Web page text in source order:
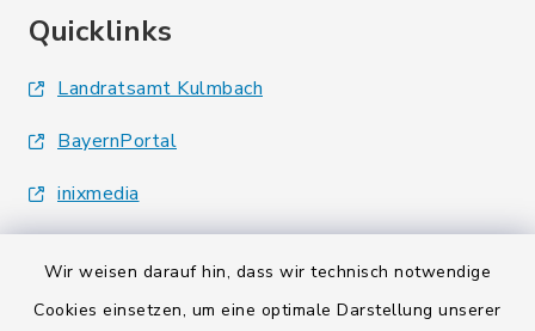
Wir weisen darauf hin, dass wir technisch notwendige
Cookies einsetzen, um eine optimale Darstellung unserer
Quicklinks
Landratsamt Kulmbach
BayernPortal
inixmedia